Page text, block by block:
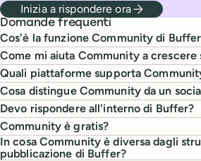
Inizia a rispondere ora
Domande frequenti
Cos'è la funzione Community di
Come mi aiuta Community a crescere
Quali piattaforme supporta
Cosa distingue Community da un
Devo rispondere all'interno di Buffer?
Community è gratis?
In cosa Community è diversa dagli
pubblicazione di Buffer?